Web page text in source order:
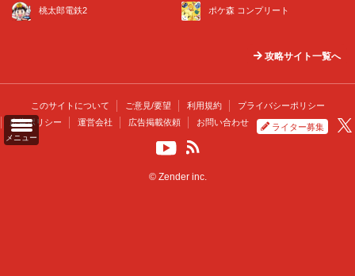
メニュー
桃太郎電鉄2 ポケ森 コンプリート
攻略サイト一覧へ
このサイトについて ご意見/要望 利用規約
プライバシーポリシー
広告ポリシー
運営会社 広告掲載依頼 お問い合わせ ライター募集
© Zender inc.